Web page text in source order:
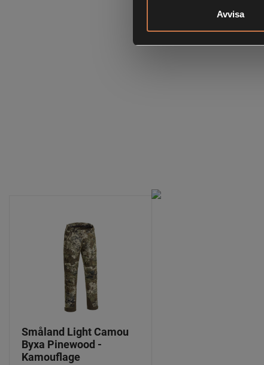
Avvisa
Småland Light Camou
Byxa Pinewood -
Kamouflage